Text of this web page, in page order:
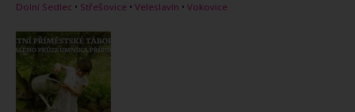
Dolní Sedlec • Střešovice • Veleslavín • Vokovice